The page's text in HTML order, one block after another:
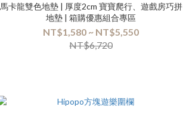
馬卡龍雙色地墊 | 厚度2cm 寶寶爬行、遊戲房巧拼
地墊 | 箱購優惠組合專區
NT$1,580 ~ NT$5,550
NT$6,720